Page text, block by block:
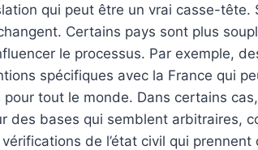
qui peut être un vrai casse-tête.
Certains pays sont plus
le processus. Par exemple,
spécifiques avec la France qui
pour tout le monde. Dans certains
des bases qui semblent arbitraires,
de l’état civil qui prennent